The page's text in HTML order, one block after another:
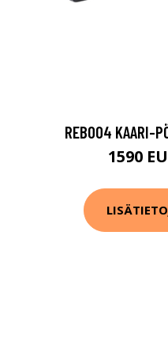
REB004 KAARI-
1590